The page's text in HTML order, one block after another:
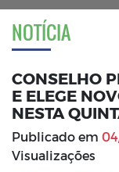
NOTÍCIA
CONSELHO
E ELEGE
NESTA
Publicado em
Visualizações